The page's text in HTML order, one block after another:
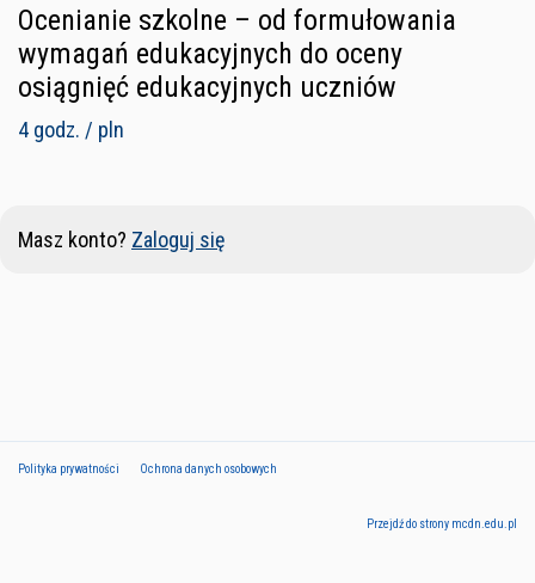
Ocenianie szkolne – od formułowania
wymagań edukacyjnych do oceny
osiągnięć edukacyjnych uczniów
4 godz. / pln
Masz konto? Zaloguj się
Polityka prywatności Ochrona danych osobowych
Przejdź do strony mcdn.edu.pl